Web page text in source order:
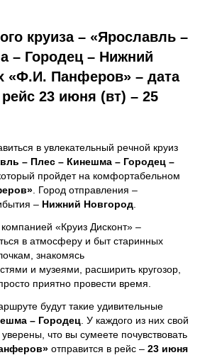
круиза – «Ярославль –
– Городец – Нижний
«Ф.И. Панферов» – дата
23 июня (вт) – 25
в увлекательный речной круиз
– Плес – Кинешма – Городец –
который пройдет на комфортабельном
. Город отправления –
– Нижний Новгород
«Круиз Дисконт» –
в атмосферу и быт старинных
знакомясь
и музеями, расширить кругозор,
приятно провести время.
будут такие удивительные
– Городец . У каждого из них свой
что вы сумеете почувствовать
отправится в рейс – 23 июня